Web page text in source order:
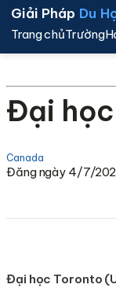
Đại
Canada
Đăng ngày 4/7/
Đại học Toronto
Giải Pháp Du
Trang chủTrường